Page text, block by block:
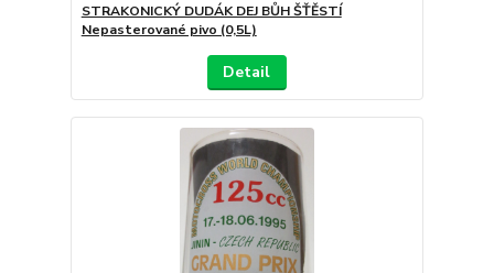
STRAKONICKÝ DUDÁK DEJ BŮH ŠŤĚSTÍ
Nepasterované pivo (0,5L)
Detail